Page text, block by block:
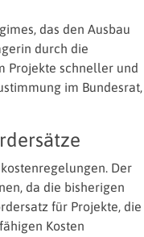
das den Ausbau
durch die
Projekte schneller und
im Bundesrat,
Der
da die bisherigen
für Projekte, die
Kosten